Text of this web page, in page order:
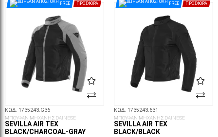
FREE ΠΡΟΣΦΟΡΆ
ΚΩΔ. 1735243.G36
ΜΠΟΥΦΑΝ ΜΗΧΑΝΗΣ DAINESE
SEVILLA AIR TEX
BLACK/CHARCOAL-GRAY
FREE ΠΡΟΣΦΟΡΆ
ΚΩΔ. 1735243.631
ΜΠΟΥΦΑΝ ΜΗΧΑΝΗΣ DAINESE
SEVILLA AIR TEX
BLACK/BLACK